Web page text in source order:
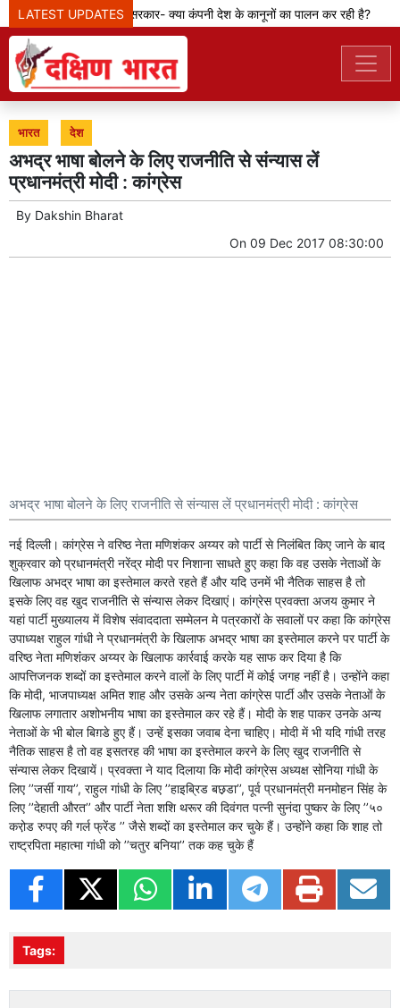
LATEST UPDATES
मेटा टीम से पूछ रही सरकार- क्या कंपनी देश के कानूनों का पालन कर रही है?
भारत देश
अभद्र भाषा बोलने के लिए राजनीति से संन्यास लें
प्रधानमंत्री मोदी : कांग्रेस
By Dakshin Bharat
On 09 Dec 2017 08:30:00
अभद्र भाषा बोलने के लिए राजनीति से संन्यास लें प्रधानमंत्री मोदी : कांग्रेस
नई दिल्ली। कांग्रेस ने वरिष्ठ नेता मणिशंकर अय्यर को पार्टी से निलंबित किए जाने के बाद
शुक्रवार को प्रधानमंत्री नरेंद्र मोदी पर निशाना साधते हुए कहा कि वह उसके नेताओं के
खिलाफ अभद्र भाषा का इस्तेमाल करते रहते हैं और यदि उनमें भी नैतिक साहस है तो
इसके लिए वह खुद राजनीति से संन्यास लेकर दिखाएं। कांग्रेस प्रवक्ता अजय कुमार ने
यहां पार्टी मुख्यालय में विशेष संवाददाता सम्मेलन मे पत्रकारों के सवालों पर कहा कि कांग्रेस
उपाध्यक्ष राहुल गांधी ने प्रधानमंत्री के खिलाफ अभद्र भाषा का इस्तेमाल करने पर पार्टी के
वरिष्ठ नेता मणिशंंकर अय्यर के खिलाफ कार्रवाई करके यह साफ कर दिया है कि
आपत्तिजनक शब्दों का इस्तेमाल करने वालों के लिए पार्टी में कोई जगह नहीं है। उन्होंने कहा
कि मोदी, भाजपाध्यक्ष अमित शाह और उसके अन्य नेता कांग्रेस पार्टी और उसके नेताओं के
खिलाफ लगातार अशोभनीय भाषा का इस्तेमाल कर रहे हैं। मोदी के शह पाकर उनके अन्य
नेताओं के भी बोल बिग़डे हुए हैं। उन्हें इसका जवाब देना चाहिए। मोदी में भी यदि गांधी तरह
नैतिक साहस है तो वह इसतरह की भाषा का इस्तेमाल करने के लिए खुद राजनीति से
संन्यास लेकर दिखायें। प्रवक्ता ने याद दिलाया कि मोदी कांग्रेस अध्यक्ष सोनिया गांधी के
लिए ’’जर्सी गाय’’, राहुल गांधी के लिए ’’हाइब्रिड बछ़डा’’, पूर्व प्रधानमंत्री मनमोहन सिंह के
लिए ’’देहाती औरत’’ और पार्टी नेता शशि थरूर की दिवंगत पत्नी सुनंदा पुष्कर के लिए ’’५०
करो़ड रुपए की गर्ल फ्रेंड ’’ जैसे शब्दों का इस्तेमाल कर चुके हैं। उन्होंने कहा कि शाह तो
राष्ट्रपिता महात्मा गांधी को ’’चतुर बनिया’’ तक कह चुके हैं
Tags: